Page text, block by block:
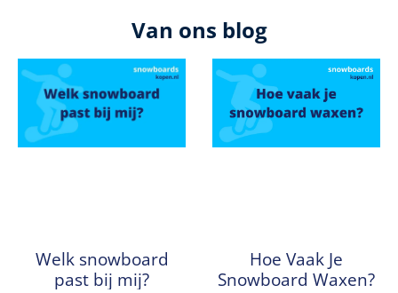
Van ons blog
Welk snowboard
past bij mij?
Hoe Vaak Je
Snowboard Waxen?